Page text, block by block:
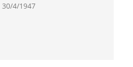
30/4/1947